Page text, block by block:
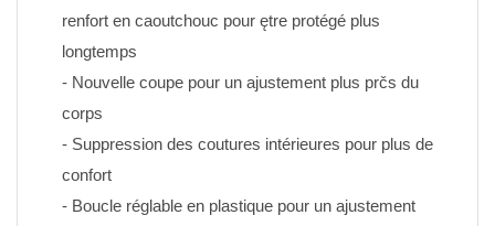
renfort en caoutchouc pour ętre protégé plus
longtemps
- Nouvelle coupe pour un ajustement plus prčs du
corps
- Suppression des coutures intérieures pour plus de
confort
- Boucle réglable en plastique pour un ajustement